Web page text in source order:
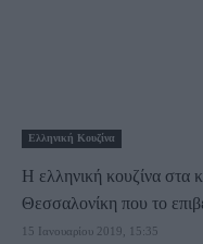
Ελληνική Κουζίνα
Η ελληνική κουζίνα στα
Θεσσαλονίκη που το
15 Ιανουαρίου 2019, 15:35